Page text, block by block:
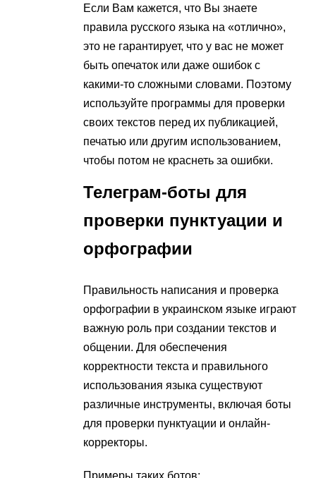
Если Вам кажется, что Вы знаете
правила русского языка на «отлично»,
это не гарантирует, что у вас не может
быть опечаток или даже ошибок с
какими-то сложными словами. Поэтому
используйте программы для проверки
своих текстов перед их публикацией,
печатью или другим использованием,
чтобы потом не краснеть за ошибки.
Телеграм-боты для
проверки пунктуации и
орфографии
Правильность написания и проверка
орфографии в украинском языке играют
важную роль при создании текстов и
общении. Для обеспечения
корректности текста и правильного
использования языка существуют
различные инструменты, включая боты
для проверки пунктуации и онлайн-
корректоры.
Примеры таких ботов: